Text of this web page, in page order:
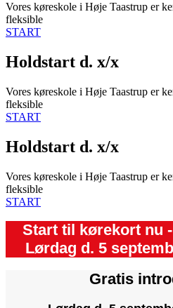
Vores køreskole i Høje Taastrup er
fleksible
START
Holdstart d. x/x
Vores køreskole i Høje Taastrup er
fleksible
START
Holdstart d. x/x
Vores køreskole i Høje Taastrup er
fleksible
START
Start til kørekort nu
Lørdag d. 5
Gratis